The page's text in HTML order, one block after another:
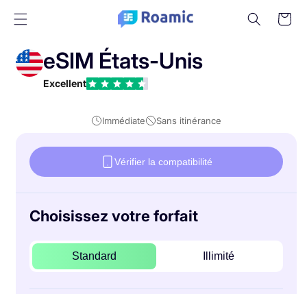
au
contenu
Panier
eSIM États-Unis
Excellent
Immédiate Sans itinérance
Vérifier la compatibilité
Choisissez votre forfait
Standard Illimité